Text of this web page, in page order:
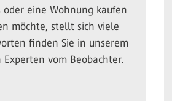
oder eine Wohnung kaufen
möchte, stellt sich viele
finden Sie in unserem
Experten vom Beobachter.